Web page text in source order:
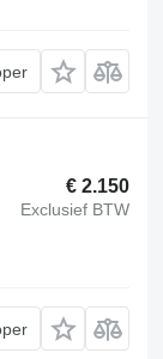
€ 2.150
Exclusief BTW